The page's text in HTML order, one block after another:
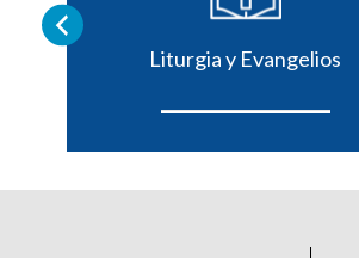
Liturgia y Evangelios